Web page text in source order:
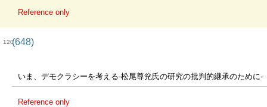
Reference only
120(648)
いま、デモクラシーを考える-松尾尊兊氏の研究の批判的継承のために-
Reference only